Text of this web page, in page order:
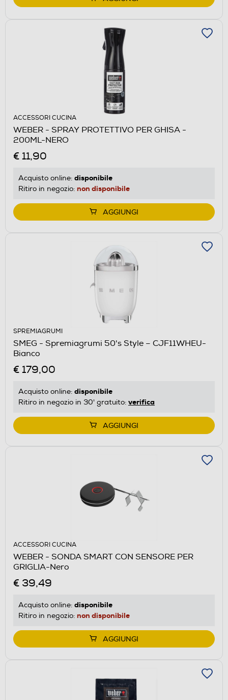
ACCESSORI CUCINA
WEBER - SPRAY PROTETTIVO PER GHISA -
200ML-NERO
€ 11,90
Acquisto online: disponibile
Ritiro in negozio: non disponibile
AGGIUNGI
SPREMIAGRUMI
SMEG - Spremiagrumi 50's Style – CJF11WHEU-
Bianco
€ 179,00
Acquisto online: disponibile
Ritiro in negozio in 30' gratuito: verifica
AGGIUNGI
ACCESSORI CUCINA
WEBER - SONDA SMART CON SENSORE PER
GRIGLIA-Nero
€ 39,49
Acquisto online: disponibile
Ritiro in negozio: non disponibile
AGGIUNGI